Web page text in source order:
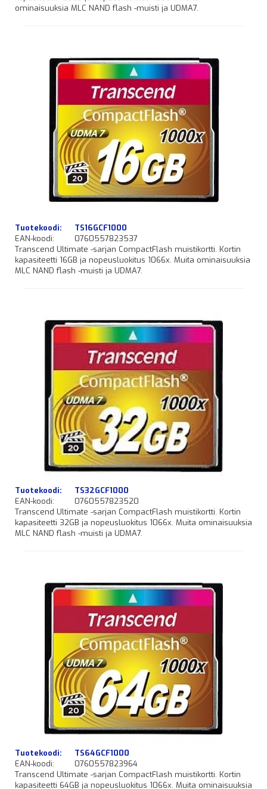
ominaisuuksia MLC NAND flash -muisti ja UDMA7.
Tuotekoodi:
TS16GCF1000
EAN-koodi:
0760557823537
Transcend Ultimate -sarjan CompactFlash muistikortti. Kortin
kapasiteetti 16GB ja nopeusluokitus 1066x. Muita ominaisuuksia
MLC NAND flash -muisti ja UDMA7.
Tuotekoodi:
TS32GCF1000
EAN-koodi:
0760557823520
Transcend Ultimate -sarjan CompactFlash muistikortti. Kortin
kapasiteetti 32GB ja nopeusluokitus 1066x. Muita ominaisuuksia
MLC NAND flash -muisti ja UDMA7.
Tuotekoodi:
TS64GCF1000
EAN-koodi:
0760557823964
Transcend Ultimate -sarjan CompactFlash muistikortti. Kortin
kapasiteetti 64GB ja nopeusluokitus 1066x. Muita ominaisuuksia